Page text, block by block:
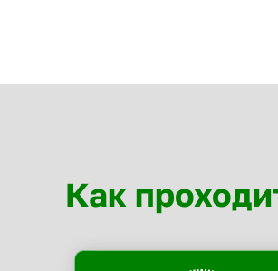
Как